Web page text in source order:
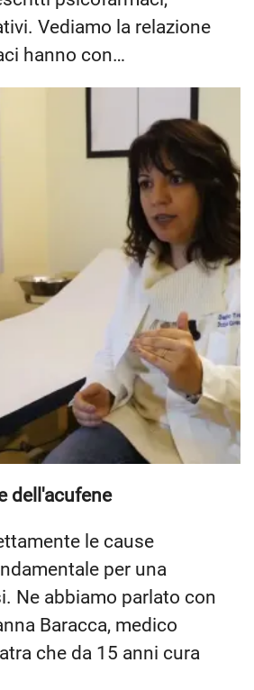
Vediamo la relazione
hanno con…
dell'acufene
le cause
per una
Ne abbiamo parlato con
Baracca, medico
che da 15 anni cura